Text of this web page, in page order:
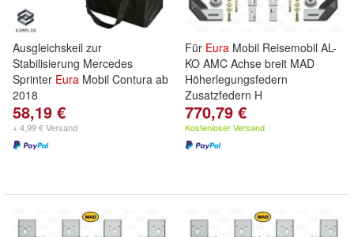
Ausgleichskeil zur
Stabilisierung Mercedes
Sprinter Eura Mobil Contura ab
2018
58,19 €
+ 4,99 € Versand
Für Eura Mobil Reisemobil AL-
KO AMC Achse breit MAD
Höherlegungsfedern
Zusatzfedern H
770,79 €
Kostenloser Versand